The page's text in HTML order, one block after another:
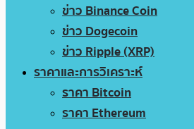
ข่าว Binance Coin
ข่าว Dogecoin
ข่าว Ripple (XRP)
ราคาและการวิเคราะห์
ราคา Bitcoin
ราคา Ethereum